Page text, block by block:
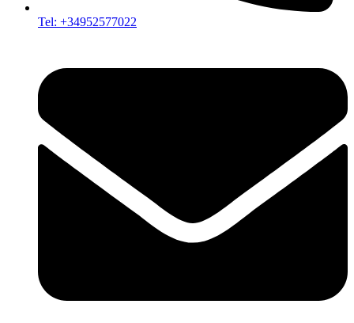
Tel: +34952577022